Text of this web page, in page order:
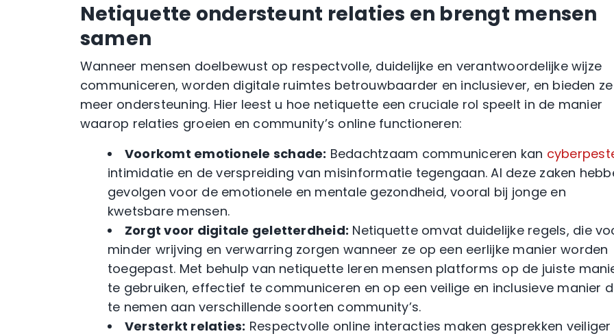
Netiquette ondersteunt relaties en brengt mensen
samen
Wanneer mensen doelbewust op respectvolle, duidelijke en verantwoordelijke wijze
communiceren, worden digitale ruimtes betrouwbaarder en inclusiever, en bieden ze
meer ondersteuning. Hier leest u hoe netiquette een cruciale rol speelt in de manier
waarop relaties groeien en community’s online functioneren:
Voorkomt emotionele schade: Bedachtzaam communiceren kan
intimidatie en de verspreiding van misinformatie tegengaan. Al deze zaken
gevolgen voor de emotionele en mentale gezondheid, vooral bij jonge en
kwetsbare mensen.
Zorgt voor digitale geletterdheid: Netiquette omvat duidelijke regels, die
minder wrijving en verwarring zorgen wanneer ze op een eerlijke manier worden
toegepast. Met behulp van netiquette leren mensen platforms op de juiste
te gebruiken, effectief te communiceren en op een veilige en inclusieve manier
te nemen aan verschillende soorten community’s.
Versterkt relaties: Respectvolle online interacties maken gesprekken veiliger